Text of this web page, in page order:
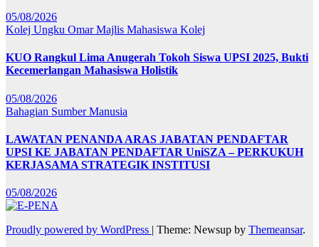
05/08/2026
Kolej Ungku OmarMajlis Mahasiswa Kolej
KUO Rangkul Lima Anugerah Tokoh Siswa UPSI 2025, Bukti
Kecemerlangan Mahasiswa Holistik
05/08/2026
Bahagian Sumber Manusia
LAWATAN PENANDA ARAS JABATAN PENDAFTAR
UPSI KE JABATAN PENDAFTAR UniSZA – PERKUKUH
KERJASAMA STRATEGIK INSTITUSI
05/08/2026
Proudly powered by WordPress | Theme: Newsup by Themeansar.